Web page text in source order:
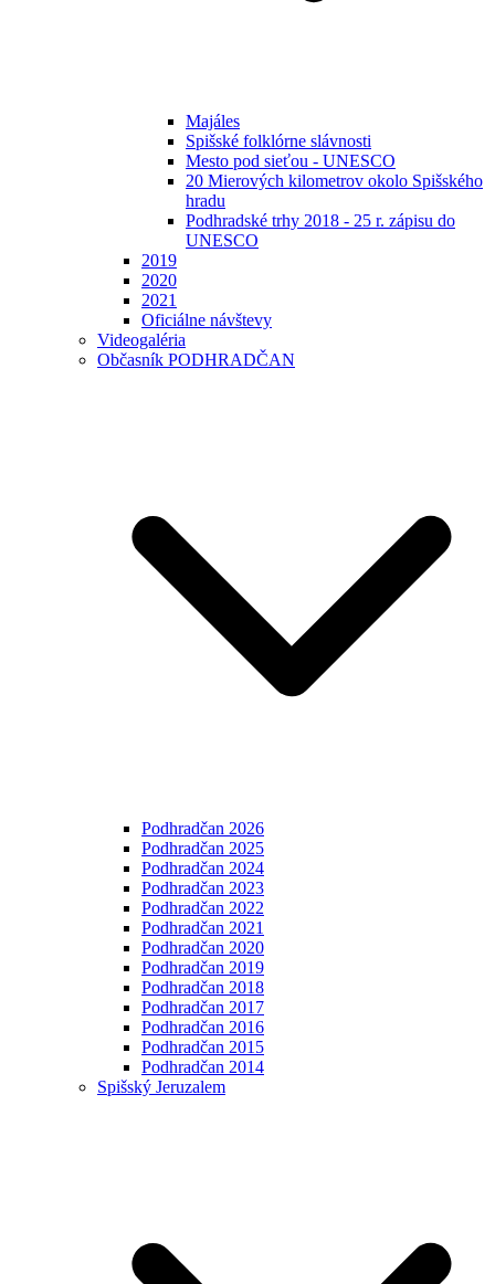
Majáles
Spišské folklórne slávnosti
Mesto pod sieťou - UNESCO
20 Mierových kilometrov okolo Spišského
hradu
Podhradské trhy 2018 - 25 r. zápisu do
UNESCO
2019
2020
2021
Oficiálne návštevy
Videogaléria
Občasník PODHRADČAN
Podhradčan 2026
Podhradčan 2025
Podhradčan 2024
Podhradčan 2023
Podhradčan 2022
Podhradčan 2021
Podhradčan 2020
Podhradčan 2019
Podhradčan 2018
Podhradčan 2017
Podhradčan 2016
Podhradčan 2015
Podhradčan 2014
Spišský Jeruzalem